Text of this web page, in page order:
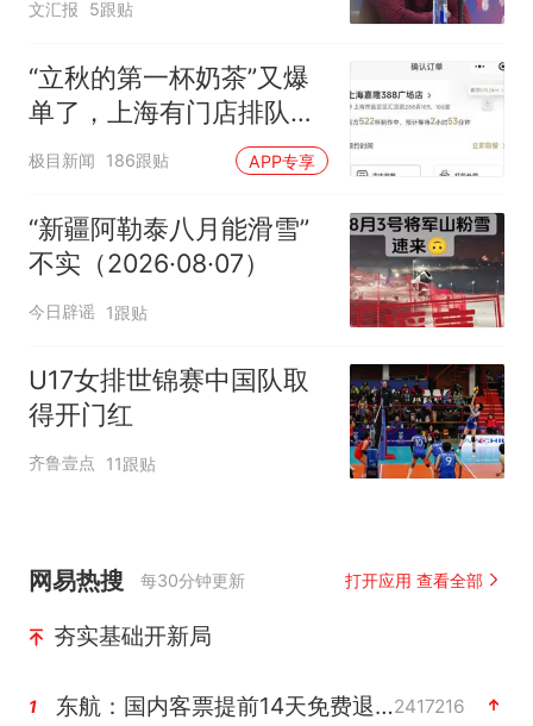
文汇报 5跟贴
“立秋的第一杯奶茶”又爆
单了，上海有门店排队超
500杯，店员：今天奶茶
店都很忙，要等2个多小
时
极目新闻 186跟贴 APP专享
“新疆阿勒泰八月能滑雪”
不实（2026·08·07）
今日辟谣 1跟贴
U17女排世锦赛中国队取
得开门红
齐鲁壹点 11跟贴
网易热搜 每30分钟更新 打开应用 查看全部
夯实基础开新局
1 东航：国内客票提前14天免费退改2417216